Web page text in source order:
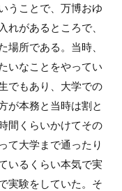
うことで、万博おゆ
れがあるところで、
場所である。当時、
いなことをやってい
でもあり、大学での
が本務と当時は割と
間くらいかけてその
て大学まで通ったり
いるくらい本気で実
実験をしていた。そ